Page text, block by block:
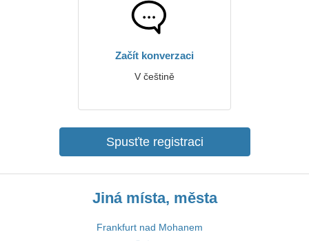
Začít konverzaci
V češtině
Spusťte registraci
Jiná místa, města
Frankfurt nad Mohanem